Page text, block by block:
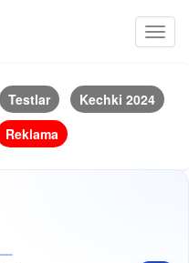
Testlar
Kechki 2024
Reklama